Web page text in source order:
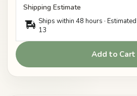
Shipping Estimate
Ships within 48 hours ·
13
Add to Cart